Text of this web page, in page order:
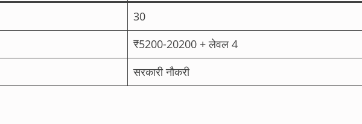
30
₹5200-20200 + लेवल 4
सरकारी नौकरी